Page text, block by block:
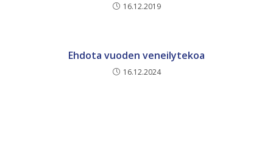
16.12.2019
Ehdota vuoden veneilytekoa
16.12.2024